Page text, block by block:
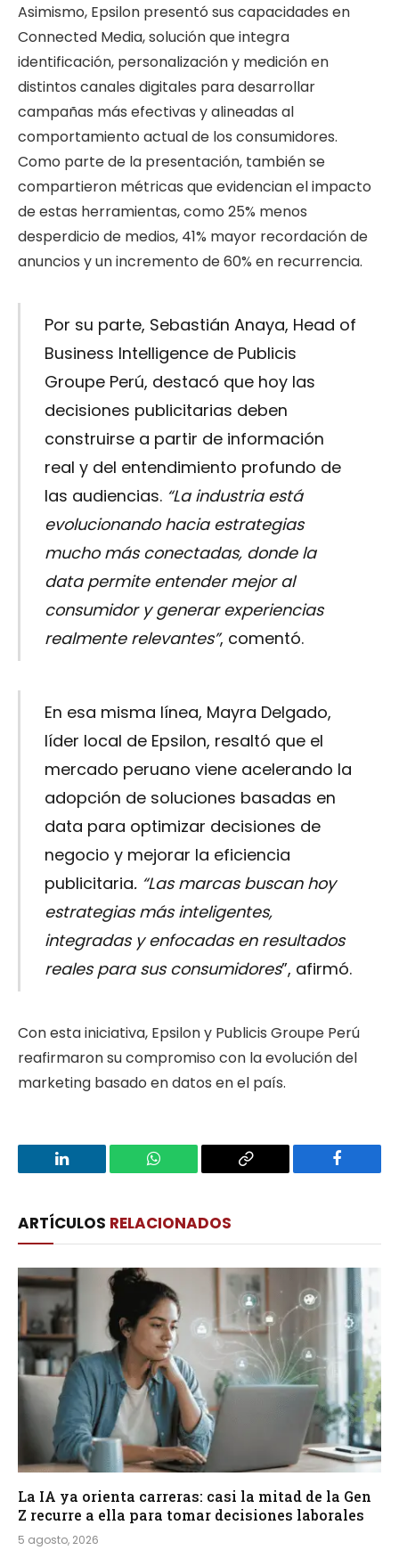
Asimismo, Epsilon presentó sus capacidades en
Connected Media, solución que integra
identificación, personalización y medición en
distintos canales digitales para desarrollar
campañas más efectivas y alineadas al
comportamiento actual de los consumidores.
Como parte de la presentación, también se
compartieron métricas que evidencian el impacto
de estas herramientas, como 25% menos
desperdicio de medios, 41% mayor recordación de
anuncios y un incremento de 60% en recurrencia.
Por su parte, Sebastián Anaya, Head of
Business Intelligence de Publicis
Groupe Perú, destacó que hoy las
decisiones publicitarias deben
construirse a partir de información
real y del entendimiento profundo de
las audiencias. “La industria está
evolucionando hacia estrategias
mucho más conectadas, donde la
data permite entender mejor al
consumidor y generar experiencias
realmente relevantes”, comentó.
En esa misma línea, Mayra Delgado,
líder local de Epsilon, resaltó que el
mercado peruano viene acelerando la
adopción de soluciones basadas en
data para optimizar decisiones de
negocio y mejorar la eficiencia
publicitaria. “Las marcas buscan hoy
estrategias más inteligentes,
integradas y enfocadas en resultados
reales para sus consumidores”, afirmó.
Con esta iniciativa, Epsilon y Publicis Groupe Perú
reafirmaron su compromiso con la evolución del
marketing basado en datos en el país.
LinkedIn WhatsApp
Copy
Facebook
ARTÍCULOS RELACIONADOS
La IA ya orienta carreras: casi la mitad de la Gen
Z recurre a ella para tomar decisiones laborales
5 agosto, 2026